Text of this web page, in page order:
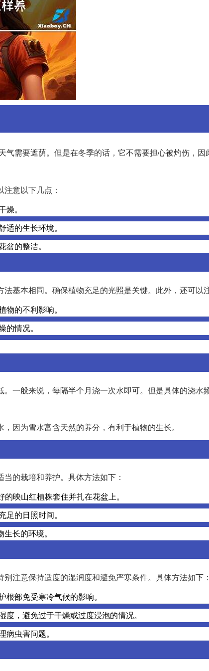
气需要遮荫。但是在冬季的话，它不需要担心被灼伤，
意以下几点：
。
的生长环境。
的整洁。
基本相同。确保植物充足的光照是关键。此外，还可以
的不利影响。
情况。
一般来说，每隔半个月浇一次水即可。但是具体的浇水
因为雪水富含天然的养分，有利于植物的生长。
的栽培和养护。具体方法如下：
映山红植株套住并扎在花盆上。
的日照时间。
长的环境。
注意保持适度的湿润度和避免严寒条件。具体方法如下：
部免受寒冷气候的影响。
，避免过于干燥或过度浸泡的情况。
虫害问题。